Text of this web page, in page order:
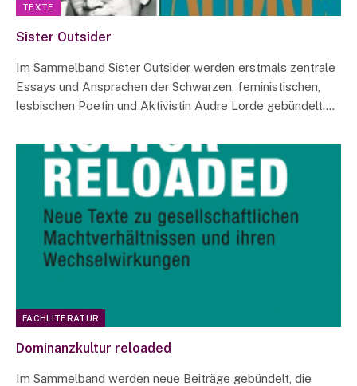
TEXTE
Sister Outsider
Im Sammelband Sister Outsider werden erstmals zentrale
Essays und Ansprachen der Schwarzen, feministischen,
lesbischen Poetin und Aktivistin Audre Lorde gebündelt.…
FACHLITERATUR
Dominanzkultur reloaded
Im Sammelband werden neue Beiträge gebündelt, die